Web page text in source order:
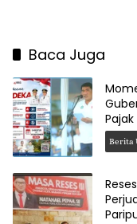
Baca Juga
Berita